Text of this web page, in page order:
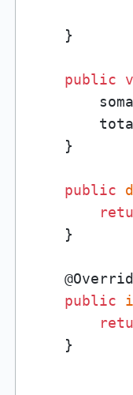
    }
public
    }
public
    }
public
    }